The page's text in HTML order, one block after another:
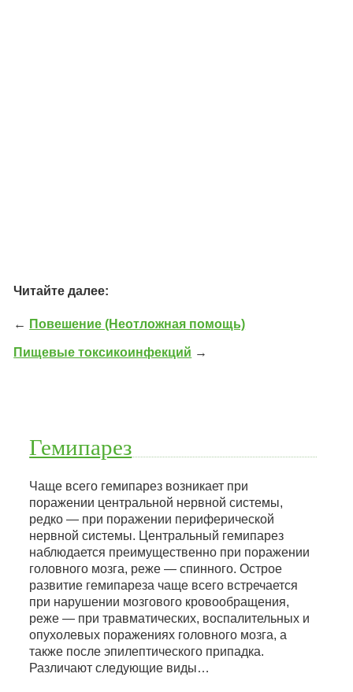
Читайте далее:
← Повешение (Неотложная помощь)
Пищевые токсикоинфекций →
Гемипарез
Чаще всего гемипарез возникает при
поражении центральной нервной системы,
редко — при поражении периферической
нервной системы. Центральный гемипарез
наблюдается преимущественно при поражении
головного мозга, реже — спинного. Острое
развитие гемипареза чаще всего встречается
при нарушении мозгового кровообращения,
реже — при травматических, воспалительных и
опухолевых поражениях головного мозга, а
также после эпилептического припадка.
Различают следующие виды…